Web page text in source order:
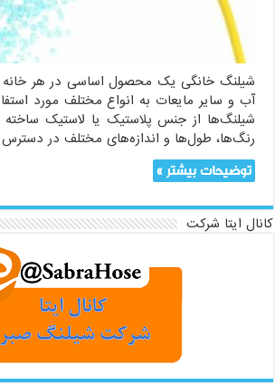
شیلنگ خانگی یک محصول اساسی در هر خانه
آب و سایر مایعات به انواع مختلف مورد
شیلنگ‌ها از جنس پلاستیک یا لاستیک ساخته
رنگ‌ها، طول‌ها و اندازه‌های مختلف در
توضیحات بیشتر »
کانال ایتا شرکت